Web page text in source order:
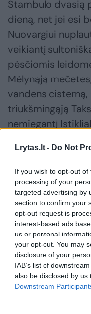
Lrytas.lt - Do Not
If you wish to opt-out
processing of your
targeted advertising by
section to confirm your
opt-out request is
interest-based ads
us or personal
your opt-out. You may
disclosure of your
IAB’s list of
also be disclosed by us
Downstream
Stambulo dvasią
dieną, net jei esi
Nuovargiui
veikiantį
pėsčiomis
Mėlynąją
vandens
triukšmingąją
nemiegantį
Draugai juokiasi,
gurmanas, nes,
kur būčiau,
kavinių tos šalies
pasižymi
restorane visada
tradiciniais
dažniausiai
krosnyje kepti